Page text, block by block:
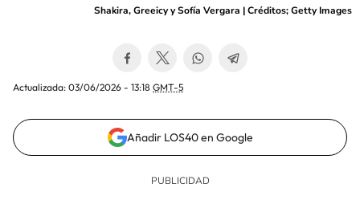
Shakira, Greeicy y Sofía Vergara | Créditos; Getty Images
Actualizada: 03/06/2026 - 13:18 GMT-5
Añadir LOS40 en Google